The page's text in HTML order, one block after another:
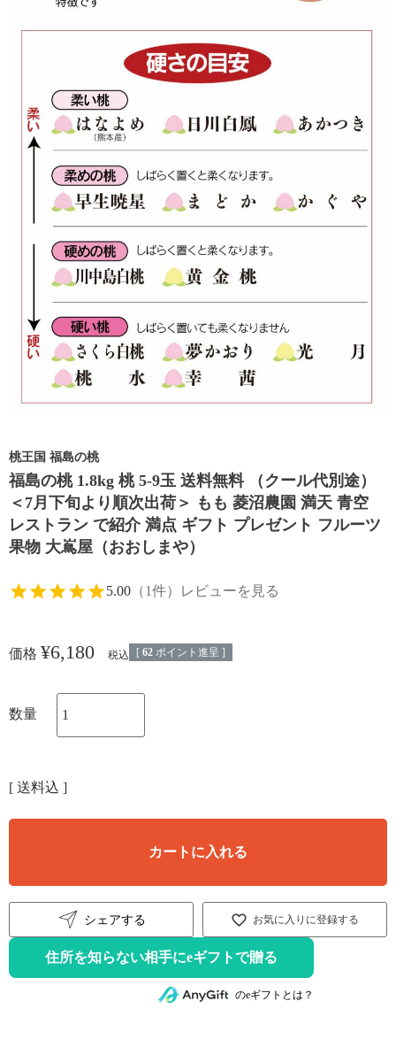
桃王国 福島の桃
福島の桃 1.8kg 桃 5-9玉 送料無料 （クール代別途）
＜7月下旬より順次出荷＞ もも 菱沼農園 満天 青空
レストラン で紹介 満点 ギフト プレゼント フルーツ
果物 大嶌屋（おおしまや）
5.00 （1件） レビューを見る
価格 ¥6,180 税込 [ 62 ポイント進呈 ]
送料込
お気に入りに登録する
カートに入れる
住所を知らない相手にeギフトで贈る
のeギフトとは？
シェアする